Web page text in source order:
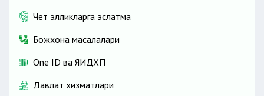
Чет элликларга эслатма
Божхона масалалари
One ID ва ЯИДХП
Давлат хизматлари